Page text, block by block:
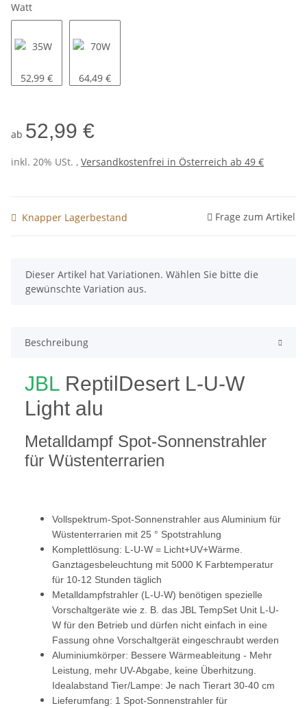
Watt
35W
52,99 € 70W
64,49 €
ab 52,99 €
inkl. 20% USt. , Versandkostenfrei in Österreich ab 49 €
Knapper Lagerbestand Frage zum Artikel
x
Dieser Artikel hat Variationen. Wählen Sie bitte die
gewünschte Variation aus.
Beschreibung
JBL ReptilDesert L-U-W
Light alu
Metalldampf Spot-Sonnenstrahler
für Wüstenterrarien
Vollspektrum-Spot-Sonnenstrahler aus Aluminium für
Wüstenterrarien mit 25 ° Spotstrahlung
Komplettlösung: L-U-W = Licht+UV+Wärme.
Ganztagesbeleuchtung mit 5000 K Farbtemperatur
für 10-12 Stunden täglich
Metalldampfstrahler (L-U-W) benötigen spezielle
Vorschaltgeräte wie z. B. das JBL TempSet Unit L-U-
W für den Betrieb und dürfen nicht einfach in eine
Fassung ohne Vorschaltgerät eingeschraubt werden
Aluminiumkörper: Bessere Wärmeableitung - Mehr
Leistung, mehr UV-Abgabe, keine Überhitzung.
Idealabstand Tier/Lampe: Je nach Tierart 30-40 cm
Lieferumfang: 1 Spot-Sonnenstrahler für